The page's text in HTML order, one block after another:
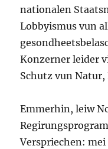
nationalen
Lobbyismus vun
Konzerner leider
Schutz vun Natur,
Emmerhin, leiw
Verspriechen: